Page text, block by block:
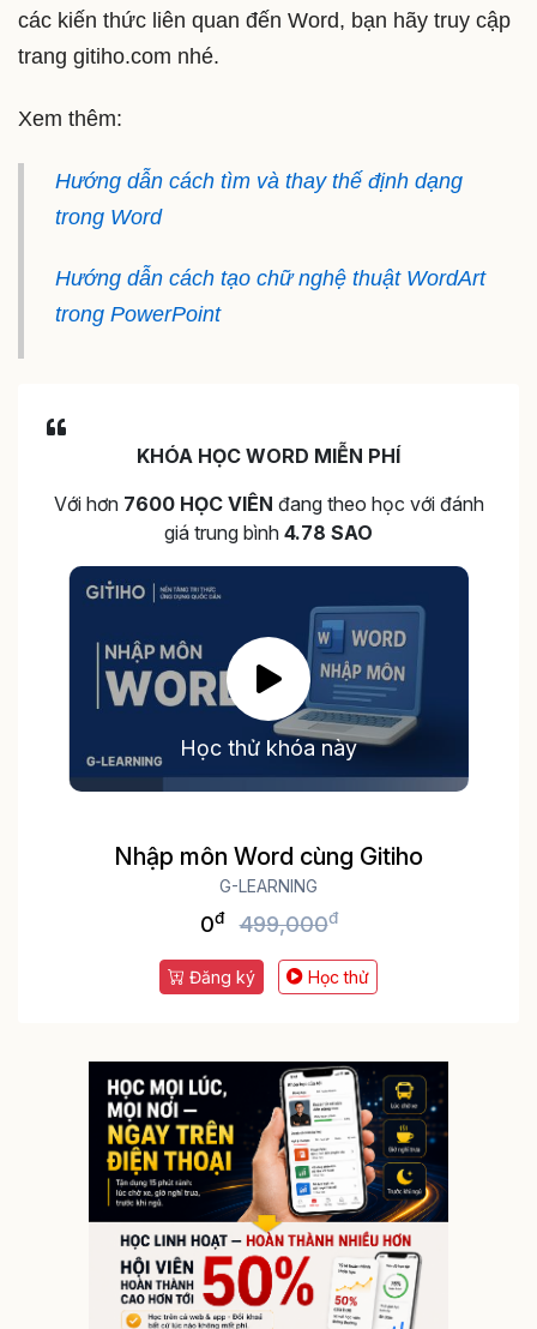
các kiến thức liên quan đến Word, bạn hãy truy cập
trang gitiho.com nhé.
Xem thêm:
Hướng dẫn cách tìm và thay thế định dạng
trong Word
Hướng dẫn cách tạo chữ nghệ thuật WordArt
trong PowerPoint
KHÓA HỌC WORD MIỄN PHÍ
Với hơn 7600 HỌC VIÊN đang theo học với đánh
giá trung bình 4.78 SAO
Học thử khóa này
Nhập môn Word cùng Gitiho
G-LEARNING
0đ 499,000đ
Đăng ký Học thử